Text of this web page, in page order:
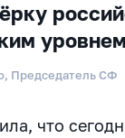
Председатель СФ
что